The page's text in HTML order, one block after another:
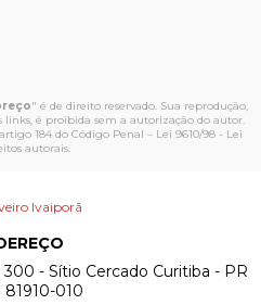
" é de direito reservado. Sua reprodução,
é proibida sem a autorização do autor.
184 do Código Penal – Lei 9610/98 - Lei
autorais.
- Sítio Cercado Curitiba - PR
81910-010